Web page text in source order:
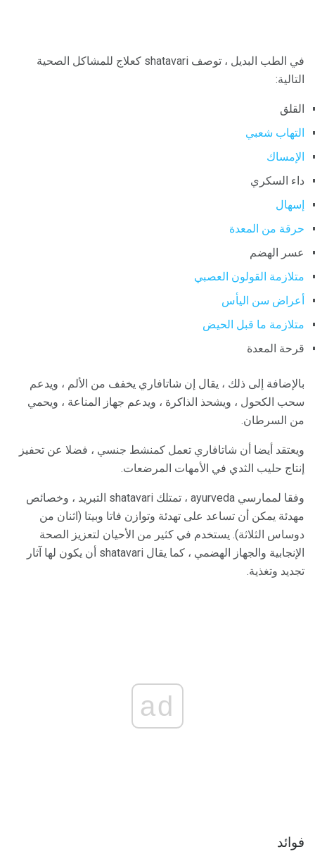
في الطب البديل ، توصف shatavari كعلاج للمشاكل الصحية
التالية:
القلق
التهاب شعبي
الإمساك
داء السكري
إسهال
حرقة من المعدة
عسر الهضم
متلازمة القولون العصبي
أعراض سن اليأس
متلازمة ما قبل الحيض
قرحة المعدة
بالإضافة إلى ذلك ، يقال إن شاتافاري يخفف من الألم ، ويدعم
سحب الكحول ، ويشحذ الذاكرة ، ويدعم جهاز المناعة ، ويحمي
من السرطان.
ويعتقد أيضا أن شاتافاري تعمل كمنشط جنسي ، فضلا عن تحفيز
إنتاج حليب الثدي في الأمهات المرضعات.
وفقا لممارسي ayurveda ، تمتلك shatavari التبريد ، وخصائص
مهدئة يمكن أن تساعد على تهدئة وتوازن فاتا وبيتا (اثنان من
دوساس الثلاثة). يستخدم في كثير من الأحيان لتعزيز الصحة
الإنجابية والجهاز الهضمي ، كما يقال shatavari أن يكون لها آثار
تجديد وتغذية.
ad
فوائد